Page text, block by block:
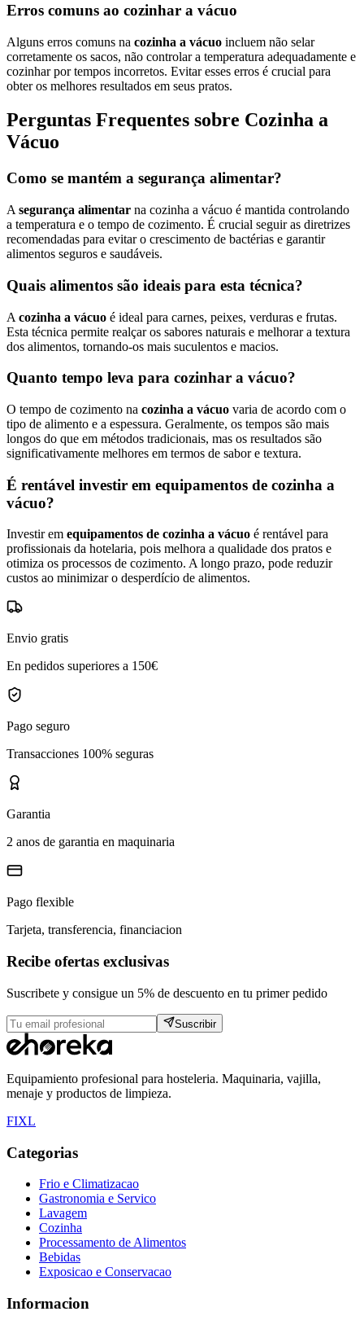
Erros comuns ao cozinhar a vácuo
Alguns erros comuns na cozinha a vácuo incluem não selar
corretamente os sacos, não controlar a temperatura adequadamente e
cozinhar por tempos incorretos. Evitar esses erros é crucial para
obter os melhores resultados em seus pratos.
Perguntas Frequentes sobre Cozinha a
Vácuo
Como se mantém a segurança alimentar?
A segurança alimentar na cozinha a vácuo é mantida controlando
a temperatura e o tempo de cozimento. É crucial seguir as diretrizes
recomendadas para evitar o crescimento de bactérias e garantir
alimentos seguros e saudáveis.
Quais alimentos são ideais para esta técnica?
A cozinha a vácuo é ideal para carnes, peixes, verduras e frutas.
Esta técnica permite realçar os sabores naturais e melhorar a textura
dos alimentos, tornando-os mais suculentos e macios.
Quanto tempo leva para cozinhar a vácuo?
O tempo de cozimento na cozinha a vácuo varia de acordo com o
tipo de alimento e a espessura. Geralmente, os tempos são mais
longos do que em métodos tradicionais, mas os resultados são
significativamente melhores em termos de sabor e textura.
É rentável investir em equipamentos de cozinha a
vácuo?
Investir em equipamentos de cozinha a vácuo é rentável para
profissionais da hotelaria, pois melhora a qualidade dos pratos e
otimiza os processos de cozimento. A longo prazo, pode reduzir
custos ao minimizar o desperdício de alimentos.
Envio gratis
En pedidos superiores a 150€
Pago seguro
Transacciones 100% seguras
Garantia
2 anos de garantia en maquinaria
Pago flexible
Tarjeta, transferencia, financiacion
Recibe ofertas exclusivas
Suscribete y consigue un 5% de descuento en tu primer pedido
Suscribir
Equipamiento profesional para hosteleria. Maquinaria, vajilla,
menaje y productos de limpieza.
FIXL
Categorias
Frio e Climatizacao
Gastronomia e Servico
Lavagem
Cozinha
Processamento de Alimentos
Bebidas
Exposicao e Conservacao
Informacion